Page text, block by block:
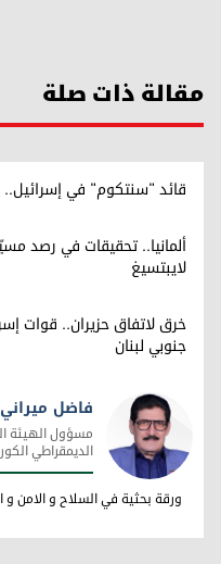
مقالة ذات صلة
قائد "سنتكوم" في إسرائيل..
ألمانيا.. تحقيقات في رصد
لايبتسيغ
خرق لاتفاق حزيران.. قوات
جنوبي لبنان
فاضل ميراني
فاضل ميراني
مسؤول الهيئة
الديمقراطي
ورقة بحثية في السلاح و الامن و